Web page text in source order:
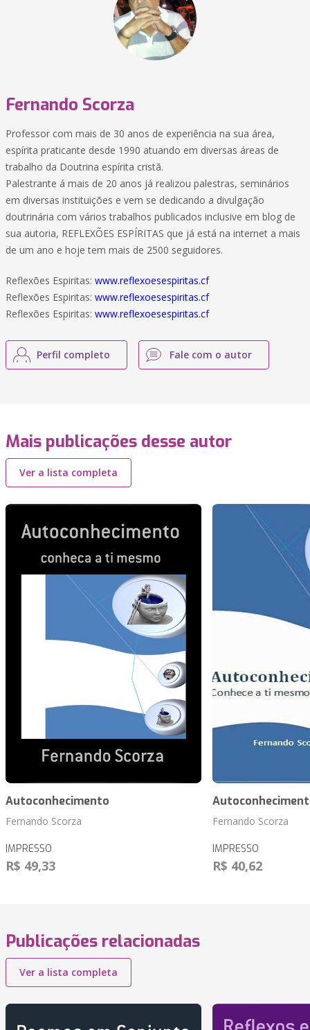
Fernando Scorza
Professor com mais de 30 anos de experiência na sua área,
espírita praticante desde 1990 atuando em diversas áreas de
trabalho da Doutrina espírita cristã.
Palestrante á mais de 20 anos já realizou palestras, seminários
em diversas instituições e vem se dedicando a divulgação
doutrinária com vários trabalhos publicados inclusive em blog de
sua autoria, REFLEXÕES ESPÍRITAS que já está na internet a mais
de um ano e hoje tem mais de 2500 seguidores.
Reflexões Espiritas: www.reflexoesespiritas.cf
Reflexões Espiritas: www.reflexoesespiritas.cf
Reflexões Espiritas: www.reflexoesespiritas.cf
Perfil completo Fale com o autor
Mais publicações desse autor
Ver a lista completa
Autoconhecimento
Fernando Scorza
IMPRESSO
R$ 49,33
Fernando Scorza
IMPRESSO
R$ 40,62
Publicações relacionadas
Ver a lista completa